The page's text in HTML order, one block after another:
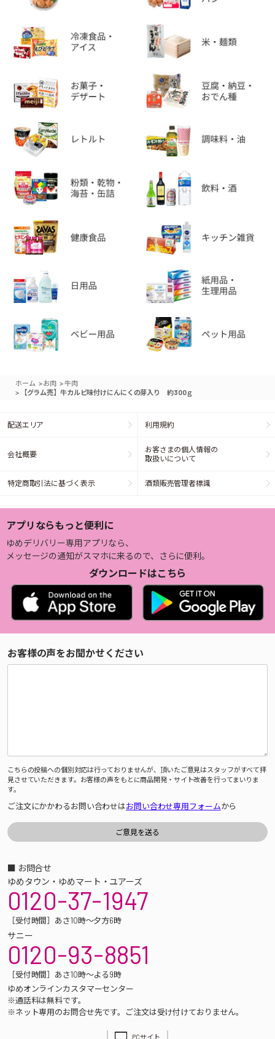
ホーム >お肉 >牛肉
> 【グラム売】牛カルビ味付けにんにくの芽入り 約300ｇ
配送エリア 利用規約
会社概要
お客さまの個人情報の
取扱いについて
特定商取引法に基づく表示 酒類販売管理者標識
アプリならもっと便利に
ゆめデリバリー専用アプリなら、
メッセージの通知がスマホに来るので、さらに便利。
ダウンロードはこちら
お客様の声をお聞かせください
こちらの投稿への個別対応は行っておりませんが、頂いたご意見はスタッフがすべて拝
見させていただきます。お客様の声をもとに商品開発・サイト改善を行ってまいりま
す。
ご注文にかかわるお問い合わせはお問い合わせ専用フォームから
■ お問合せ
ゆめタウン・ゆめマート・ユアーズ
0120-37-1947
［受付時間］あさ10時～夕方6時
サニー
0120-93-8851
［受付時間］あさ10時～よる9時
ゆめオンラインカスタマーセンター
※通話料は無料です。
※ネット専用のお問合せ先です。ご注文は受け付けておりません。
PCサイト